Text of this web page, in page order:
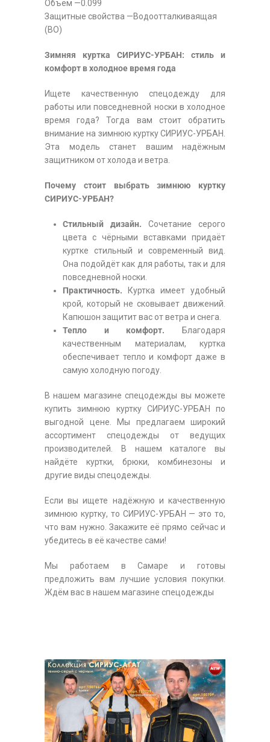
Объем —0.099
Защитные свойства —Водоотталкиваящая
(ВО)
Зимняя куртка СИРИУС-УРБАН: стиль и
комфорт в холодное время года
Ищете качественную спецодежду для
работы или повседневной носки в холодное
время года? Тогда вам стоит обратить
внимание на зимнюю куртку СИРИУС-УРБАН.
Эта модель станет вашим надёжным
защитником от холода и ветра.
Почему стоит выбрать зимнюю куртку
СИРИУС-УРБАН?
Стильный дизайн. Сочетание серого
цвета с чёрными вставками придаёт
куртке стильный и современный вид.
Она подойдёт как для работы, так и для
повседневной носки.
Практичность. Куртка имеет удобный
крой, который не сковывает движений.
Капюшон защитит вас от ветра и снега.
Тепло и комфорт. Благодаря
качественным материалам, куртка
обеспечивает тепло и комфорт даже в
самую холодную погоду.
В нашем магазине спецодежды вы можете
купить зимнюю куртку СИРИУС-УРБАН по
выгодной цене. Мы предлагаем широкий
ассортимент спецодежды от ведущих
производителей. В нашем каталоге вы
найдёте куртки, брюки, комбинезоны и
другие виды спецодежды.
Если вы ищете надёжную и качественную
зимнюю куртку, то СИРИУС-УРБАН — это то,
что вам нужно. Закажите её прямо сейчас и
убедитесь в её качестве сами!
Мы работаем в Самаре и готовы
предложить вам лучшие условия покупки.
Ждём вас в нашем магазине спецодежды